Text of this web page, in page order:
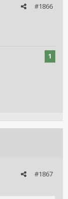
#1866
1
#1867